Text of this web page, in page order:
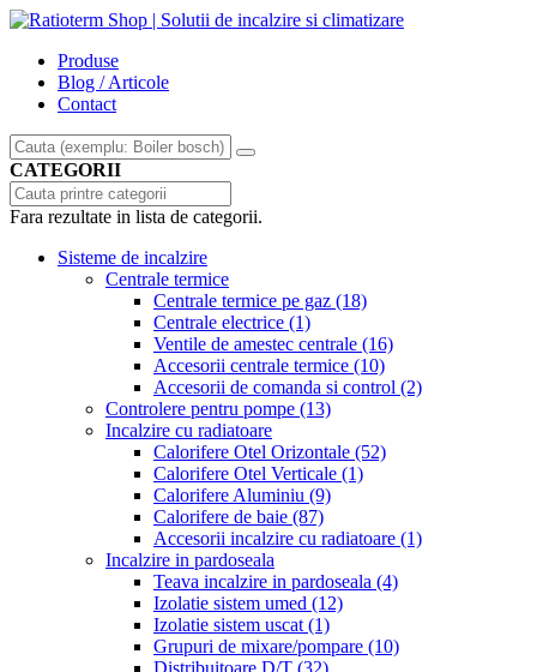
Produse
Blog / Articole
Contact
CATEGORII
Fara rezultate in lista de categorii.
Sisteme de incalzire
Centrale termice
Centrale termice pe gaz (18)
Centrale electrice (1)
Ventile de amestec centrale (16)
Accesorii centrale termice (10)
Accesorii de comanda si control (2)
Controlere pentru pompe (13)
Incalzire cu radiatoare
Calorifere Otel Orizontale (52)
Calorifere Otel Verticale (1)
Calorifere Aluminiu (9)
Calorifere de baie (87)
Accesorii incalzire cu radiatoare (1)
Incalzire in pardoseala
Teava incalzire in pardoseala (4)
Izolatie sistem umed (12)
Izolatie sistem uscat (1)
Grupuri de mixare/pompare (10)
Distribuitoare D/T (32)